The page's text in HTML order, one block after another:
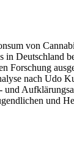
von
in Deutschland
Forschung
nach Udo
und